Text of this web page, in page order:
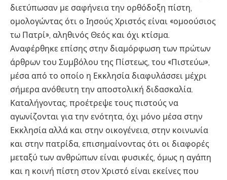
διετύπωσαν με σαφήνεια την ορθόδοξη πίστη,
ομολογώντας ότι ο Ιησούς Χριστός είναι «ομοούσιος
τω Πατρί», αληθινός Θεός και όχι κτίσμα.
Αναφέρθηκε επίσης στην διαμόρφωση των πρώτων
άρθρων του Συμβόλου της Πίστεως, του «Πιστεύω»,
μέσα από το οποίο η Εκκλησία διαφυλάσσει μέχρι
σήμερα ανόθευτη την αποστολική διδασκαλία.
Καταλήγοντας, προέτρεψε τους πιστούς να
αγωνίζονται για την ενότητα, όχι μόνο μέσα στην
Εκκλησία αλλά και στην οικογένεια, στην κοινωνία
και στην πατρίδα, επισημαίνοντας ότι οι διαφορές
μεταξύ των ανθρώπων είναι φυσικές, όμως η αγάπη
και η κοινή πίστη στον Χριστό είναι εκείνες που